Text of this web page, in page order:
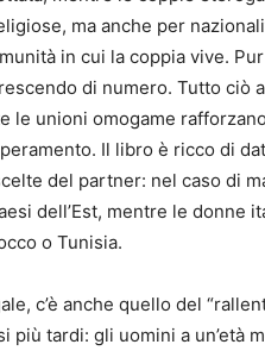
ma anche per
in cui la coppia vive.
di numero. Tutto ciò
unioni omogame
Il libro è ricco di
del partner: nel caso di
dell’Est, mentre le donne
o Tunisia.
c’è anche quello del
più tardi: gli uomini a un’età